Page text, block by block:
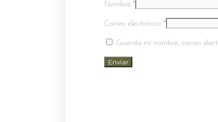
Nombre *
Correo electrónico *
Guarda mi nombre, correo